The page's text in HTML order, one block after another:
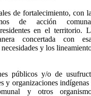
de fortalecimiento, con
de acción
en el territorio.
concertada con
y los
públicos y/o de
y organizaciones indígenas
y otros